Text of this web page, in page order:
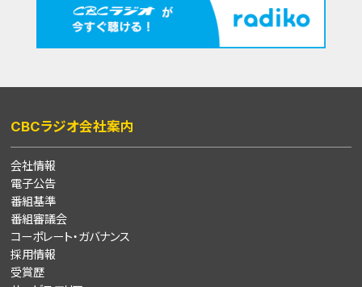
CBCラジオ会社案内
会社情報
電子公告
番組基準
番組審議会
コーポレート・ガバナンス
採用情報
受賞歴